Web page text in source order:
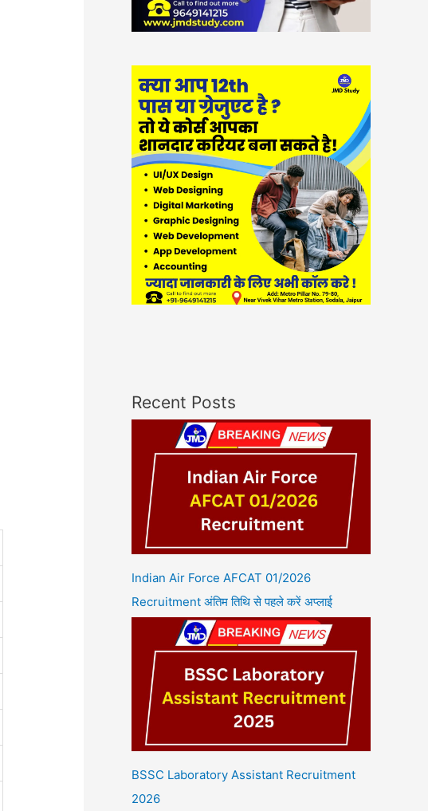
Recent Posts
Indian Air Force AFCAT 01/2026
Recruitment अंतिम तिथि से पहले करें अप्लाई
BSSC Laboratory Assistant Recruitment
2026